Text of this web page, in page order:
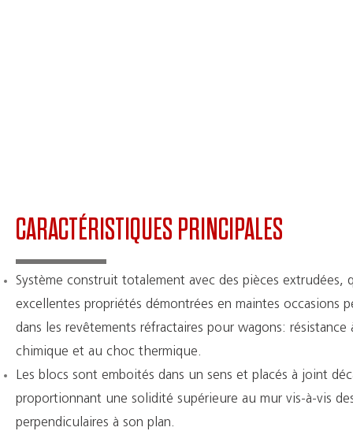
CARACTÉRISTIQUES PRINCIPALES
Système construit totalement avec des pièces extrudées,
excellentes propriétés démontrées en maintes occasions
dans les revêtements réfractaires pour wagons: résistance
chimique et au choc thermique.
Les blocs sont emboités dans un sens et placés à joint
proportionnant une solidité supérieure au mur vis-à-vis
perpendiculaires à son plan.